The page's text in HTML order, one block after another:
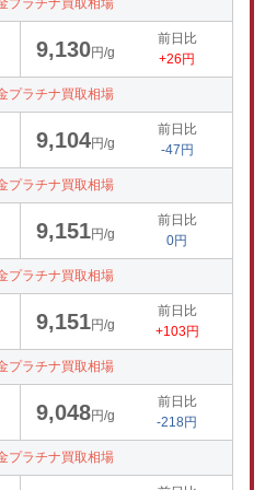
プラチナ買取相場
9,130円/g
前日比
+26円
プラチナ買取相場
9,104円/g
前日比
-47円
プラチナ買取相場
9,151円/g
前日比
0円
プラチナ買取相場
9,151円/g
前日比
+103円
プラチナ買取相場
9,048円/g
前日比
-218円
プラチナ買取相場